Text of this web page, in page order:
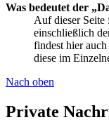
Was bedeutet der
Auf dieser Seite
einschließlich
findest hier
diese im
Nach oben
Private